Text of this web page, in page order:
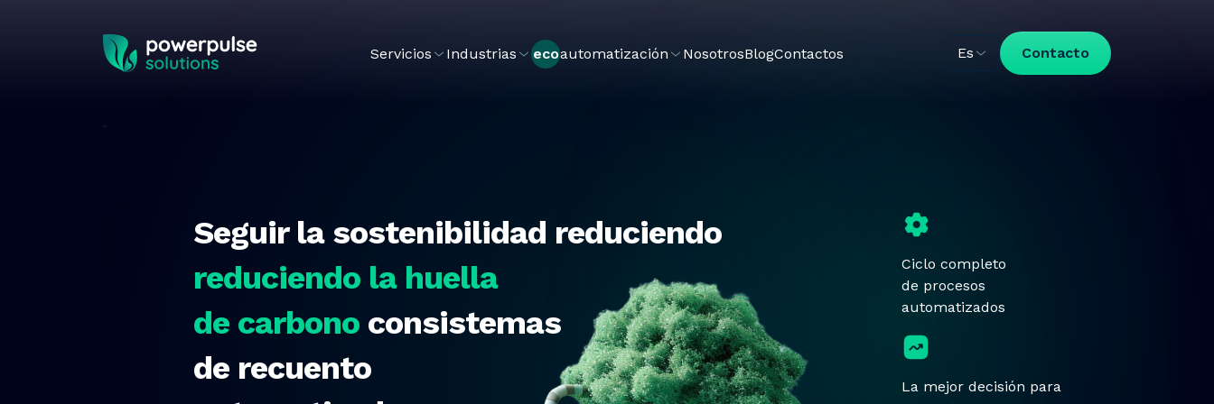
Servicios Industrias ecoautomatización NosotrosBlogContactos Es Contacto
Seguir la sostenibilidad reduciendo
reduciendo la huella
de carbono consistemas
de recuento
Ciclo completo
de procesos
automatizados
La mejor decisión para